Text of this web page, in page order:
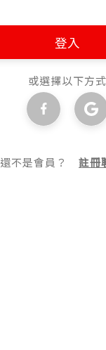
登入
或選擇以下方式
還不是會員？註冊